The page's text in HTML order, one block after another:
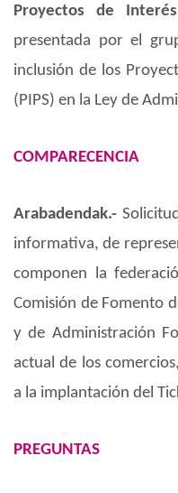
Proyectos de
presentada por el
inclusión de los
(PIPS) en la Ley de
COMPARECENCIA
Arabadendak.-
informativa, de
componen la
Comisión de Fomento
y de Administración
actual de los
a la implantación del
PREGUNTAS